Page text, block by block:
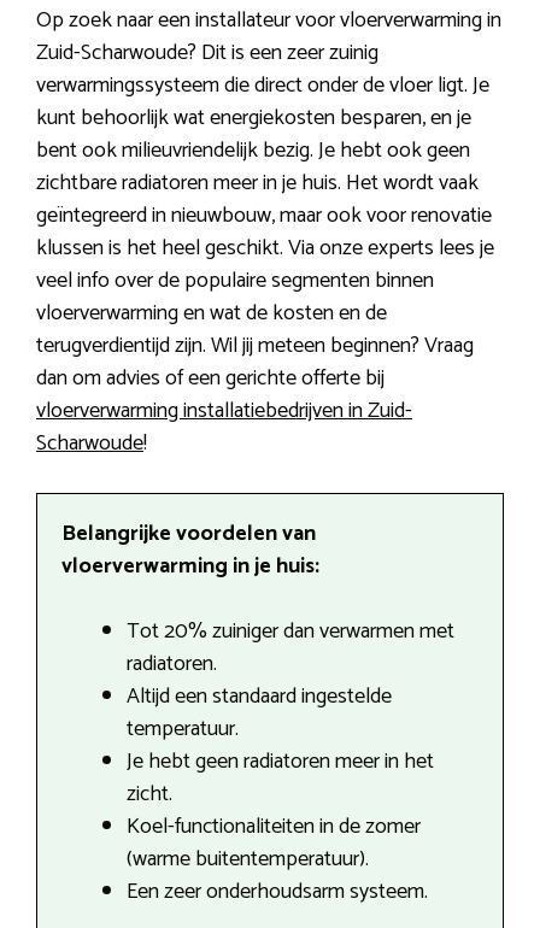
Op zoek naar een installateur voor vloerverwarming in
Zuid-Scharwoude? Dit is een zeer zuinig
verwarmingssysteem die direct onder de vloer ligt. Je
kunt behoorlijk wat energiekosten besparen, en je
bent ook milieuvriendelijk bezig. Je hebt ook geen
zichtbare radiatoren meer in je huis. Het wordt vaak
geïntegreerd in nieuwbouw, maar ook voor renovatie
klussen is het heel geschikt. Via onze experts lees je
veel info over de populaire segmenten binnen
vloerverwarming en wat de kosten en de
terugverdientijd zijn. Wil jij meteen beginnen? Vraag
dan om advies of een gerichte offerte bij
vloerverwarming installatiebedrijven in Zuid-
Scharwoude!
Belangrijke voordelen van
vloerverwarming in je huis:
Tot 20% zuiniger dan verwarmen met
radiatoren.
Altijd een standaard ingestelde
temperatuur.
Je hebt geen radiatoren meer in het
zicht.
Koel-functionaliteiten in de zomer
(warme buitentemperatuur).
Een zeer onderhoudsarm systeem.